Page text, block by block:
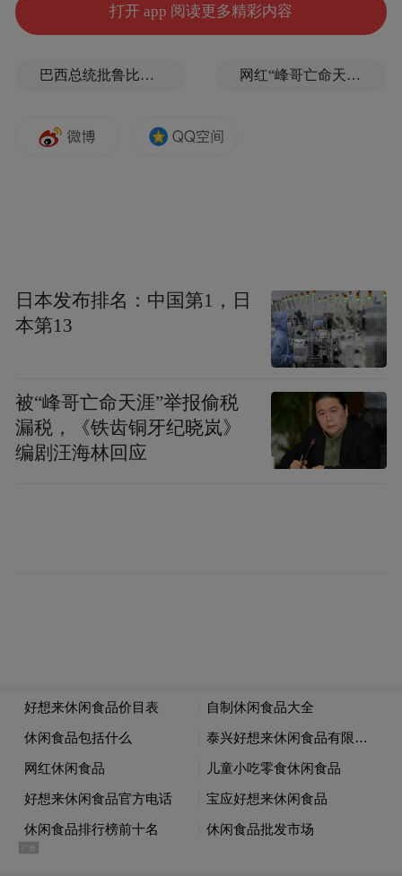
制图李潇雪
打开 app 阅读更多精彩内容
巴西总统批鲁比奥：他是罪魁祸首 网红“峰哥亡命天涯”实名举报知名编剧汪海林偷税漏税
日本发布排名：中国第1，日
本第13
被“峰哥亡命天涯”举报偷税
漏税，《铁齿铜牙纪晓岚》
编剧汪海林回应